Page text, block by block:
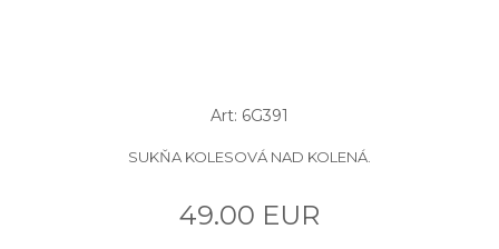
Art: 6G391
SUKŇA KOLESOVÁ NAD KOLENÁ.
49.00 EUR